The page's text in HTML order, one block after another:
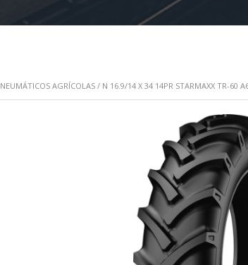
NEUMÁTICOS AGRÍCOLAS / N 16.9/14 X 34 14PR STARMAXX TR-60